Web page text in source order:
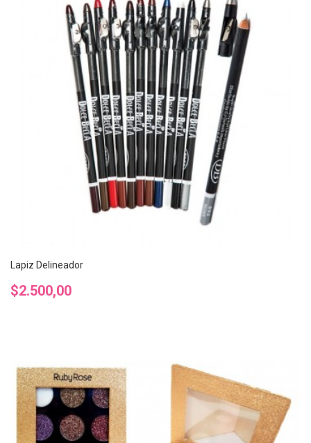
Lapiz Delineador
Precio
$2.500,00